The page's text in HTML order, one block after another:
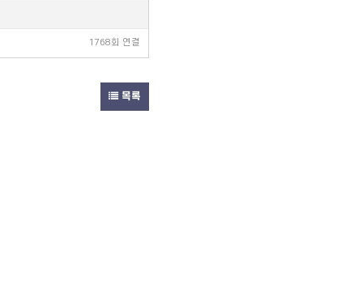
1768회 연결
목록